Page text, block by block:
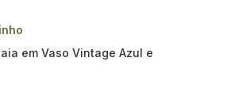
em Vaso Vintage Azul e